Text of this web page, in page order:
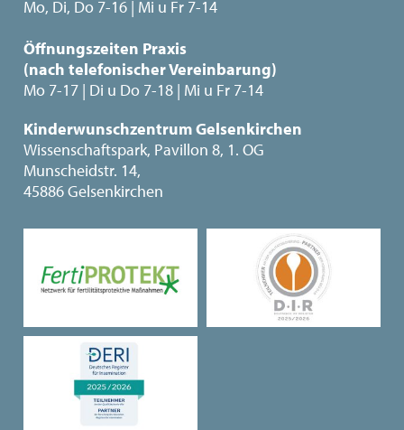
Mo, Di, Do 7-16 | Mi u Fr 7-14
Öffnungszeiten Praxis
(nach telefonischer Vereinbarung)
Mo 7-17 | Di u Do 7-18 | Mi u Fr 7-14
Kinderwunschzentrum Gelsenkirchen
Wissenschaftspark, Pavillon 8, 1. OG
Munscheidstr. 14,
45886 Gelsenkirchen